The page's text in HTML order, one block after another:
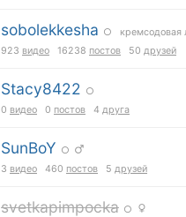
sobolekkesha ○ кремсодовая
923 видео 16238 постов 50 друзей
Stacy8422
○
0 видео 0 постов 4 друга
SunBoY ○
3 видео 460 постов 5 друзей
svetkapimpocka ○